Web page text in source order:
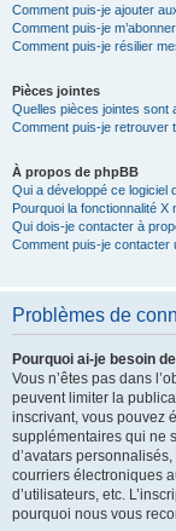
Comment puis-je ajouter
Comment puis-je
Comment puis-je résilier
Pièces jointes
Quelles pièces jointes sont
Comment puis-je retrouver
À propos de phpBB
Qui a développé ce logiciel
Pourquoi la fonctionnalité X
Qui dois-je contacter à
Comment puis-je contacter
Problèmes de
Pourquoi ai-je besoin
Vous n’êtes pas dans
peuvent limiter la
inscrivant, vous pouvez
supplémentaires qui ne
d’avatars
courriers électroniques
d’utilisateurs, etc.
pourquoi nous vous